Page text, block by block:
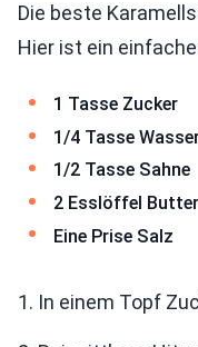
Die beste
Hier ist ein
1 Tasse Zucker
1/4 Tasse
1/2 Tasse Sahne
2 Esslöffel Butter
Eine Prise Salz
1. In einem Topf